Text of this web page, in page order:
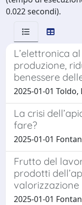
0.022 secondi).
L’elettronica
produzione,
benessere
2025-01-01 Toldo,
La crisi
fare?
2025-01-01
Frutto del
prodotti
valorizzazione
2025-01-01